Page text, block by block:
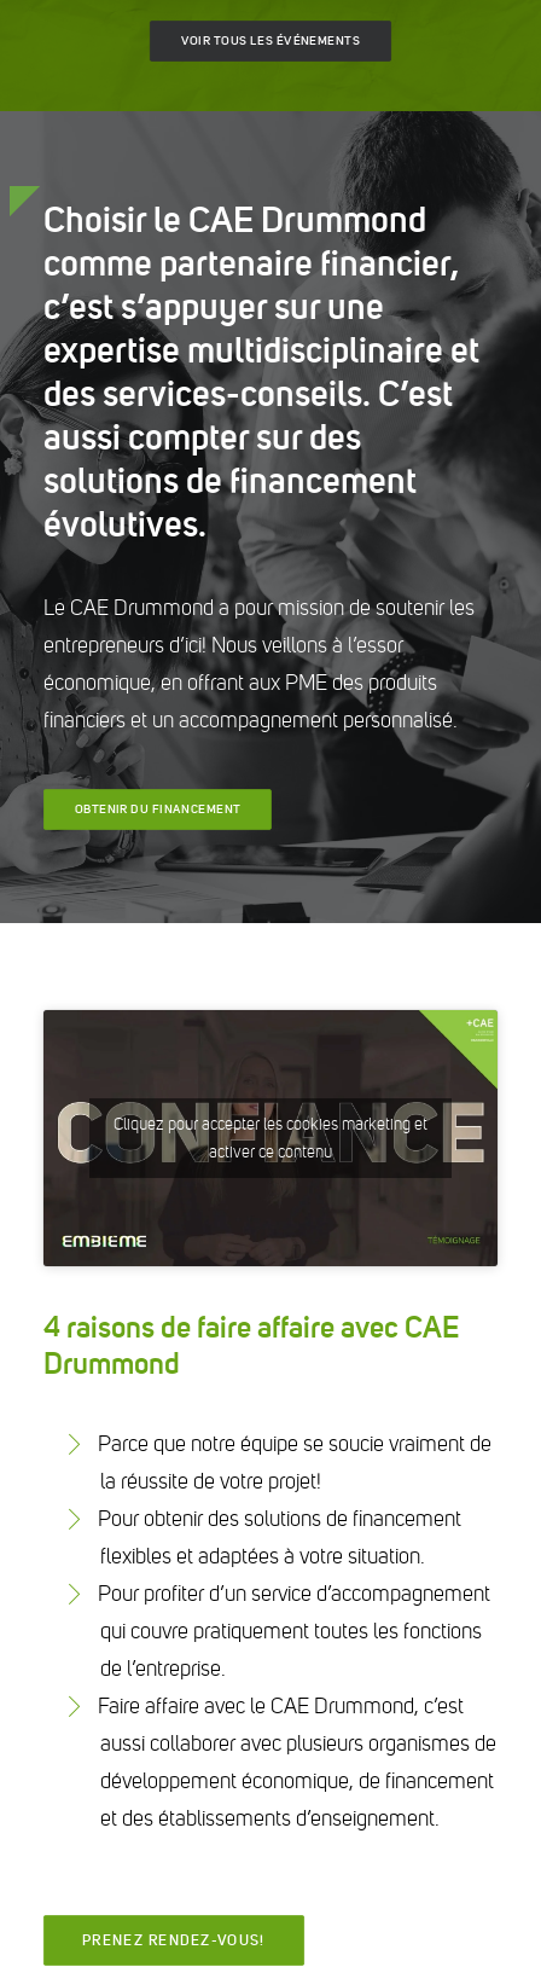
VOIR TOUS LES ÉVÉNEMENTS
Choisir le CAE Drummond
comme partenaire financier,
c’est s’appuyer sur une
expertise multidisciplinaire et
des services-conseils. C’est
aussi compter sur des
solutions de financement
évolutives.
Le CAE Drummond a pour mission de soutenir les
entrepreneurs d’ici! Nous veillons à l’essor
économique, en offrant aux PME des produits
financiers et un accompagnement personnalisé.
OBTENIR DU FINANCEMENT
Cliquez pour accepter les cookies marketing et
activer ce contenu
4 raisons de faire affaire avec CAE
Drummond
Parce que notre équipe se soucie vraiment de
la réussite de votre projet!
Pour obtenir des solutions de financement
flexibles et adaptées à votre situation.
Pour profiter d’un service d’accompagnement
qui couvre pratiquement toutes les fonctions
de l’entreprise.
Faire affaire avec le CAE Drummond, c’est
aussi collaborer avec plusieurs organismes de
développement économique, de financement
et des établissements d’enseignement.
PRENEZ RENDEZ-VOUS!